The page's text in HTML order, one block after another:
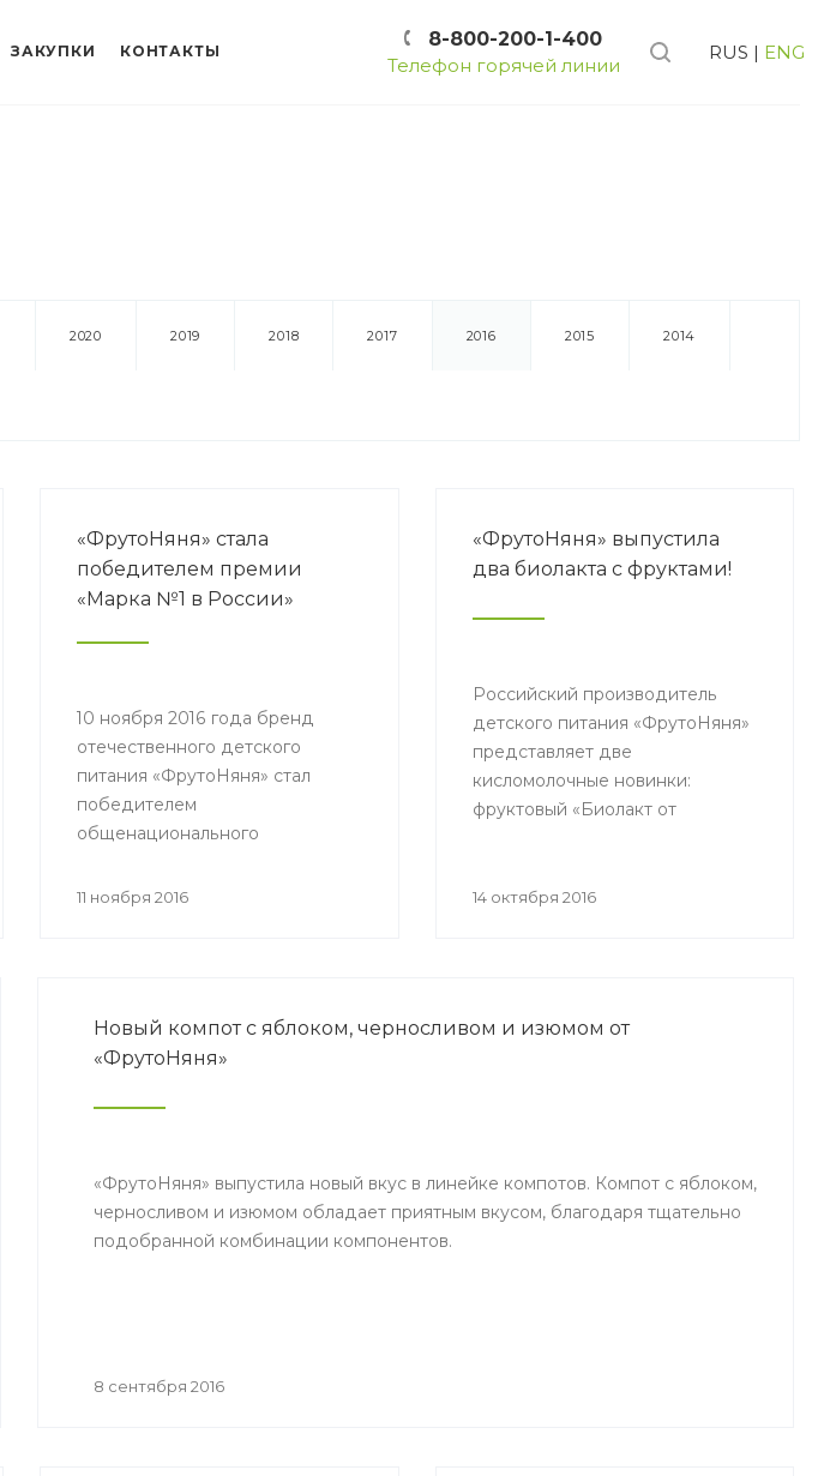
RUS | ENG
8-800-200-1-400
Телефон горячей линии
ЗАКУПКИ КОНТАКТЫ
2020 2019 2018 2017 2016 2015 2014
«ФрутоНяня» стала
победителем премии
«Марка №1 в России»
10 ноября 2016 года бренд
отечественного детского
питания «ФрутоНяня» стал
победителем
общенационального
Премии доверия потребителей
11 ноября 2016
«ФрутоНяня» выпустила
два биолакта с фруктами!
Российский производитель
детского питания «ФрутоНяня»
представляет две
кисломолочные новинки:
фруктовый «Биолакт от
14 октября 2016
Новый компот с яблоком, черносливом и изюмом от
«ФрутоНяня»
«ФрутоНяня» выпустила новый вкус в линейке компотов. Компот с яблоком,
черносливом и изюмом обладает приятным вкусом, благодаря тщательно
подобранной комбинации компонентов.
8 сентября 2016